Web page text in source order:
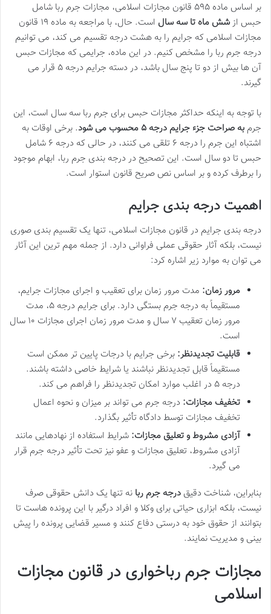
بر اساس ماده ۵۹۵ قانون مجازات اسلامی، مجازات جرم ربا شامل
حبس ازشش ماه تا سه سال
است. حال، با مراجعه به ماده ۱۹ قانون
مجازات اسلامی که جرایم را به هشت درجه تقسیم می کند، می توانیم
درجه جرم ربا را مشخص کنیم. در این ماده، جرایمی که مجازات حبس
آن ها بیش از دو تا پنج سال باشد، در دسته جرایم درجه ۵ قرار می
گیرند.
با توجه به اینکه حداکثر مجازات حبس برای جرم ربا سه سال است، این
جرم به صراحت جزء جرایم درجه ۵ محسوب می شود
. برخی اوقات به
اشتباه این جرم را درجه ۶ تلقی می کنند، در حالی که درجه ۶ شامل
حبس تا دو سال است. این تصحیح در درجه بندی جرم ربا، ابهام موجود
را برطرف کرده و بر اساس نص صریح قانون استوار است.
اهمیت درجه بندی جرایم
درجه بندی جرایم در قانون مجازات اسلامی، تنها یک تقسیم بندی صوری
نیست، بلکه آثار حقوقی عملی فراوانی دارد. از جمله مهم ترین این آثار
می توان به موارد زیر اشاره کرد:
مرور زمان: مدت مرور زمان برای تعقیب و اجرای مجازات جرایم،
مستقیماً به درجه جرم بستگی دارد. برای جرایم درجه ۵، مدت
مرور زمان تعقیب ۷ سال و مدت مرور زمان اجرای مجازات ۱۰ سال
است.
قابلیت تجدیدنظر: برخی جرایم با درجات پایین تر ممکن است
مستقیماً قابل تجدیدنظر نباشند یا شرایط خاصی داشته باشند.
درجه ۵ در اغلب موارد امکان تجدیدنظر را فراهم می کند.
تخفیف مجازات: درجه جرم می تواند بر میزان و نحوه اعمال
تخفیف مجازات توسط دادگاه تأثیر بگذارد.
آزادی مشروط و تعلیق مجازات: شرایط استفاده از نهادهایی مانند
آزادی مشروط، تعلیق مجازات و عفو نیز تحت تأثیر درجه جرم قرار
می گیرد.
بنابراین، شناخت دقیق درجه جرم ربا نه تنها یک دانش حقوقی صرف
نیست، بلکه ابزاری حیاتی برای وکلا و افراد درگیر با این پرونده هاست تا
بتوانند از حقوق خود به درستی دفاع کنند و مسیر قضایی پرونده را پیش
بینی و مدیریت نمایند.
مجازات جرم رباخواری در قانون مجازات
اسلامی